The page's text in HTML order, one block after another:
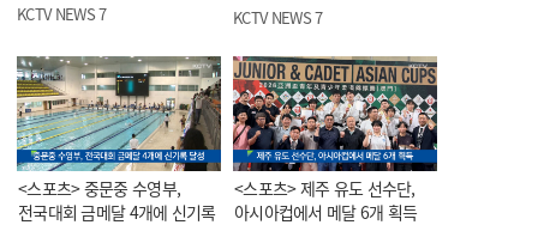
KCTV NEWS 7 KCTV NEWS 7
<스포츠> 중문중 수영부,
전국대회 금메달 4개에 신기록
<스포츠> 제주 유도 선수단,
아시아컵에서 메달 6개 획득